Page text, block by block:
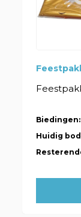
Biedingen:
Huidig